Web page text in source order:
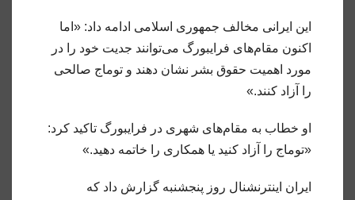
این ایرانی مخالف جمهوری اسلامی ادامه داد: «اما
اکنون مقام‌های فرایبورگ می‌توانند جدیت خود را در
مورد اهمیت حقوق بشر نشان دهند و توماج صالحی
را آزاد کنند.»
او خطاب به مقام‌های شهری در فرایبورگ تاکید کرد:
«توماج را آزاد کنید یا همکاری را خاتمه دهید.»
ایران اینترنشنال روز پنجشنبه گزارش داد که